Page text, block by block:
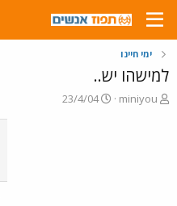
ימי חיינו
למישהו יש..
פ
miniyou
פ
23/4/04